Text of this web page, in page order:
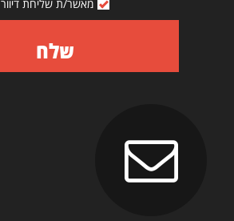
מאשר/ת שליחת דיוור
שלח